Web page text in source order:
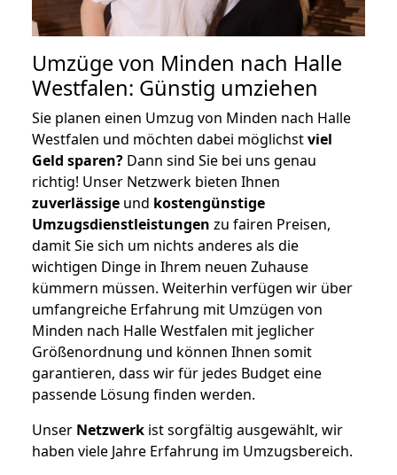
Umzüge von Minden nach Halle
Westfalen: Günstig umziehen
Sie planen einen Umzug von Minden nach Halle
Westfalen und möchten dabei möglichstviel
Geld sparen? Dann sind Sie bei uns genau
richtig! Unser Netzwerk bieten Ihnen
zuverlässige und kostengünstige
Umzugsdienstleistungen zu fairen Preisen,
damit Sie sich um nichts anderes als die
wichtigen Dinge in Ihrem neuen Zuhause
kümmern müssen. Weiterhin verfügen wir über
umfangreiche Erfahrung mit Umzügen von
Minden nach Halle Westfalen mit jeglicher
Größenordnung und können Ihnen somit
garantieren, dass wir für jedes Budget eine
passende Lösung finden werden.
Unser Netzwerk ist sorgfältig ausgewählt, wir
haben viele Jahre Erfahrung im Umzugsbereich.